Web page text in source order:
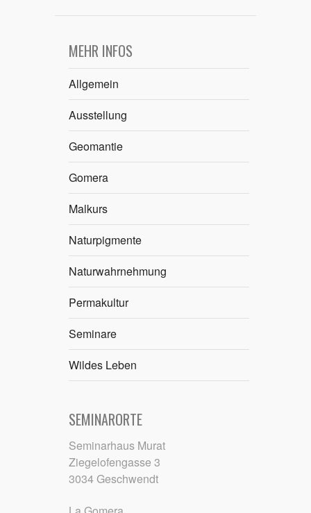
MEHR INFOS
Allgemein
Ausstellung
Geomantie
Gomera
Malkurs
Naturpigmente
Naturwahrnehmung
Permakultur
Seminare
Wildes Leben
SEMINARORTE
Seminarhaus Murat
Ziegelofengasse 3
3034 Geschwendt